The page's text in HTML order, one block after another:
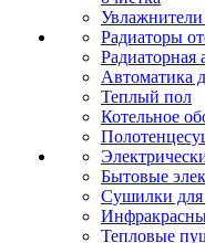
Увлажнители
Радиаторы
Радиаторная
Автоматика
Теплый пол
Котельное
Бытовые
Сушилки для
Тепловые